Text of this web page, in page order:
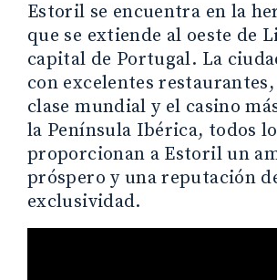
Estoril se encuentra en la
que se extiende al oeste de
capital de Portugal. La
con excelentes
clase mundial y el casino
la Península Ibérica, todos
proporcionan a Estoril un
próspero y una reputación
exclusividad.